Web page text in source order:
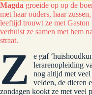
Magda groeide op op de
met haar ouders, haar
leeftijd trouwt ze met Gaston
verhuist ze samen met hem
straat.
Z
e gaf
lerarenopleiding
nog altijd met
velden, de dieren
zondagen kookt ze met veel